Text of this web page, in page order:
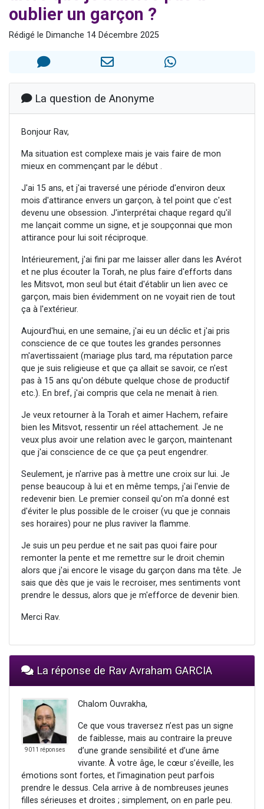
3 personnes viennent de nous rejoindre sur WhatsApp
oublier un garçon ?
Rédigé le Dimanche 14 Décembre 2025
La question de Anonyme
Bonjour Rav,
Ma situation est complexe mais je vais faire de mon
mieux en commençant par le début .
J'ai 15 ans, et j'ai traversé une période d'environ deux
mois d'attirance envers un garçon, à tel point que c'est
devenu une obsession. J'interprétai chaque regard qu'il
me lançait comme un signe, et je soupçonnai que mon
attirance pour lui soit réciproque.
Intérieurement, j'ai fini par me laisser aller dans les Avérot
et ne plus écouter la Torah, ne plus faire d'efforts dans
les Mitsvot, mon seul but était d'établir un lien avec ce
garçon, mais bien évidemment on ne voyait rien de tout
ça à l'extérieur.
Aujourd'hui, en une semaine, j'ai eu un déclic et j'ai pris
conscience de ce que toutes les grandes personnes
m'avertissaient (mariage plus tard, ma réputation parce
que je suis religieuse et que ça allait se savoir, ce n'est
pas à 15 ans qu'on débute quelque chose de productif
etc.). En bref, j'ai compris que cela ne menait à rien.
Je veux retourner à la Torah et aimer Hachem, refaire
bien les Mitsvot, ressentir un réel attachement. Je ne
veux plus avoir une relation avec le garçon, maintenant
que j'ai conscience de ce que ça peut engendrer.
Seulement, je n'arrive pas à mettre une croix sur lui. Je
pense beaucoup à lui et en même temps, j'ai l'envie de
redevenir bien. Le premier conseil qu'on m'a donné est
d'éviter le plus possible de le croiser (vu que je connais
ses horaires) pour ne plus raviver la flamme.
Je suis un peu perdue et ne sait pas quoi faire pour
remonter la pente et me remettre sur le droit chemin
alors que j'ai encore le visage du garçon dans ma tête. Je
sais que dès que je vais le recroiser, mes sentiments vont
prendre le dessus, alors que je m'efforce de devenir bien.
Merci Rav.
La réponse de Rav Avraham GARCIA
9011 réponses
Chalom Ouvrakha,
Ce que vous traversez n’est pas un signe
de faiblesse, mais au contraire la preuve
d’une grande sensibilité et d’une âme
vivante. À votre âge, le cœur s’éveille, les
émotions sont fortes, et l’imagination peut parfois
prendre le dessus. Cela arrive à de nombreuses jeunes
filles sérieuses et droites ; simplement, on en parle peu.